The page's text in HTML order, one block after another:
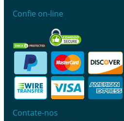
Confie on-line
Contate-nos